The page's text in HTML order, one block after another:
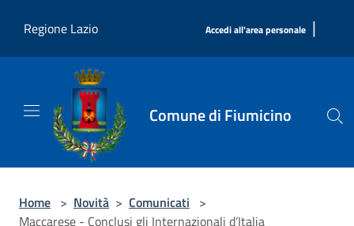
Regione Lazio
Accedi all'area personale |
Comune di Fiumicino
Home > Novità > Comunicati >
Maccarese - Conclusi gli Internazionali d’Italia